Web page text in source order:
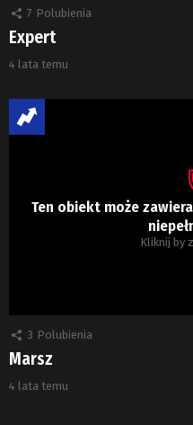
7 Polubienia
Expert
4 lata temu
Ten obiekt może
Kliknij by
3 Polubienia
Marsz
4 lata temu